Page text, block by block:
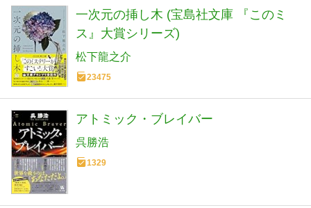
一次元の挿し木 (宝島社文庫 『このミ
ス』大賞シリーズ)
松下龍之介
23475
アトミック・ブレイバー
呉勝浩
1329